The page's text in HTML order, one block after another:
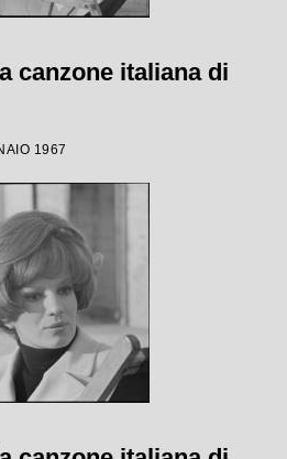
canzone italiana di
1967